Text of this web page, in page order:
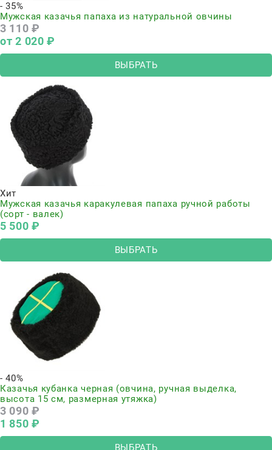
- 35%
Мужская казачья папаха из натуральной овчины
3 110 ₽
от2 020 ₽
ВЫБРАТЬ
Хит
Мужская казачья каракулевая папаха ручной работы
(сорт - валек)
5 500 ₽
ВЫБРАТЬ
- 40%
Казачья кубанка черная (овчина, ручная выделка,
высота 15 см, размерная утяжка)
3 090 ₽
1 850 ₽
ВЫБРАТЬ